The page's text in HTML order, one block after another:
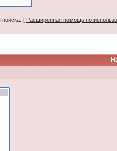
[ Расширенная помощь по